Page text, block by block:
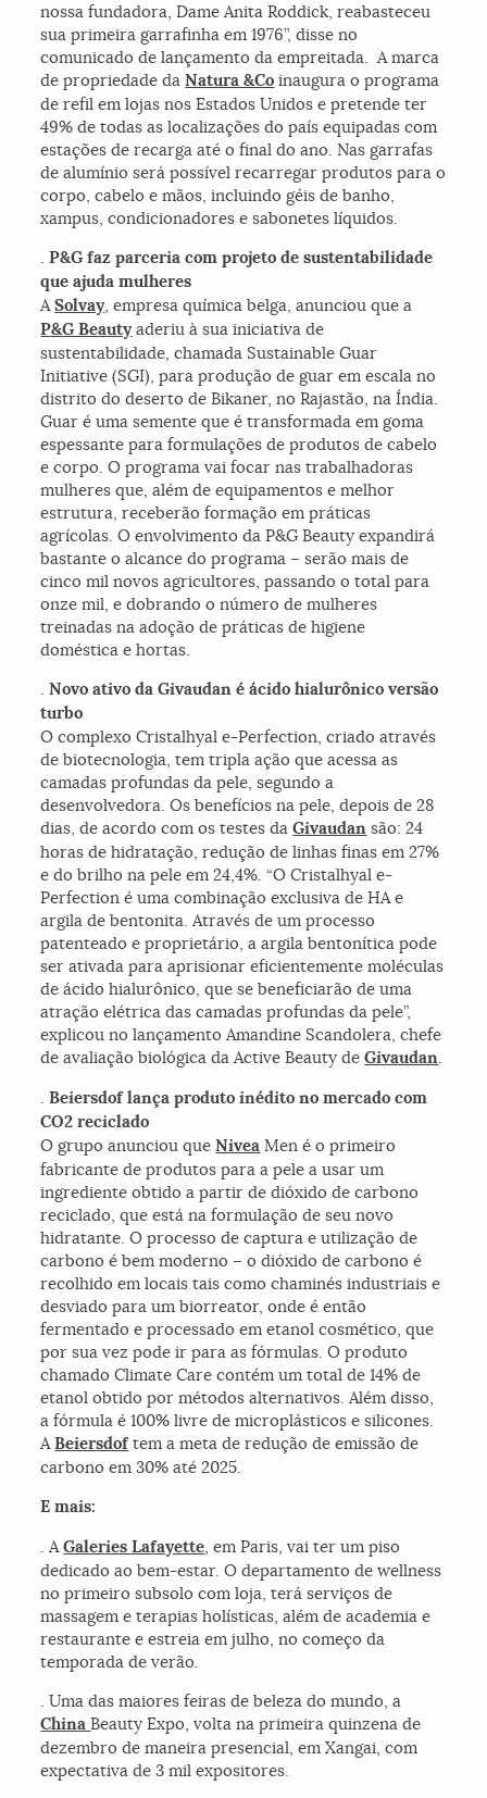
nossa fundadora, Dame Anita Roddick, reabasteceu
sua primeira garrafinha em 1976”, disse no
comunicado de lançamento da empreitada. A marca
de propriedade daNatura &Co inaugura o programa
de refil em lojas nos Estados Unidos e pretende ter
49% de todas as localizações do país equipadas com
estações de recarga até o final do ano. Nas garrafas
de alumínio será possível recarregar produtos para o
corpo, cabelo e mãos, incluindo géis de banho,
xampus, condicionadores e sabonetes líquidos.
.P&G faz parceria com projeto de sustentabilidade
que ajuda mulheres
ASolvay, empresa química belga, anunciou que a
P&G Beautyaderiu à sua iniciativa de
sustentabilidade, chamada Sustainable Guar
Initiative (SGI), para produção de guar em escala no
distrito do deserto de Bikaner, no Rajastão, na Índia.
Guar é uma semente que é transformada em goma
espessante para formulações de produtos de cabelo
e corpo. O programa vai focar nas trabalhadoras
mulheres que, além de equipamentos e melhor
estrutura, receberão formação em práticas
agrícolas. O envolvimento da P&G Beauty expandirá
bastante o alcance do programa – serão mais de
cinco mil novos agricultores, passando o total para
onze mil, e dobrando o número de mulheres
treinadas na adoção de práticas de higiene
doméstica e hortas.
.Novo ativo da Givaudan é ácido hialurônico versão
turbo
O complexo Cristalhyal e-Perfection, criado através
de biotecnologia, tem tripla ação que acessa as
camadas profundas da pele, segundo a
desenvolvedora. Os benefícios na pele, depois de 28
dias, de acordo com os testes daGivaudan são: 24
horas de hidratação, redução de linhas finas em 27%
e do brilho na pele em 24,4%. “O Cristalhyal e-
Perfection é uma combinação exclusiva de HA e
argila de bentonita. Através de um processo
patenteado e proprietário, a argila bentonítica pode
ser ativada para aprisionar eficientemente moléculas
de ácido hialurônico, que se beneficiarão de uma
atração elétrica das camadas profundas da pele”,
explicou no lançamento Amandine Scandolera, chefe
de avaliação biológica da Active Beauty deGivaudan.
.Beiersdof lança produto inédito no mercado com
CO2 reciclado
O grupo anunciou queNivea Men é o primeiro
fabricante de produtos para a pele a usar um
ingrediente obtido a partir de dióxido de carbono
reciclado, que está na formulação de seu novo
hidratante. O processo de captura e utilização de
carbono é bem moderno – o dióxido de carbono é
recolhido em locais tais como chaminés industriais e
desviado para um biorreator, onde é então
fermentado e processado em etanol cosmético, que
por sua vez pode ir para as fórmulas. O produto
chamado Climate Care contém um total de 14% de
etanol obtido por métodos alternativos. Além disso,
a fórmula é 100% livre de microplásticos e silicones.
ABeiersdoftem a meta de redução de emissão de
carbono em 30% até 2025.
E mais:
. AGaleries Lafayette, em Paris, vai ter um piso
dedicado ao bem-estar. O departamento de wellness
no primeiro subsolo com loja, terá serviços de
massagem e terapias holísticas, além de academia e
restaurante e estreia em julho, no começo da
temporada de verão.
. Uma das maiores feiras de beleza do mundo, a
ChinaBeauty Expo, volta na primeira quinzena de
dezembro de maneira presencial, em Xangai, com
expectativa de 3 mil expositores.